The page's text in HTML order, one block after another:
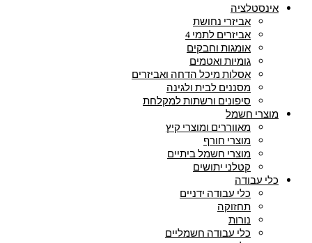
אינסטלציה
אביזרי נחושת
אביזרים לתמי 4
אומגות וחבקים
גומיות ואטמים
אסלות מיכל הדחה ואביזרים
מסננים לבית ולגינה
סיפונים ורשתות למקלחת
מוצרי חשמל
מאווררים ומוצרי קיץ
מוצרי חורף
מוצרי חשמל ביתיים
קטלני יתושים
כלי עבודה
כלי עבודה ידניים
תחזוקה
נורות
כלי עבודה חשמליים